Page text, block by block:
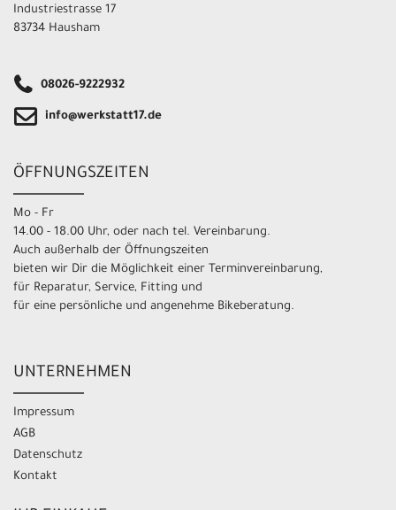
Industriestrasse 17
83734 Hausham
08026-9222932
info@werkstatt17.de
ÖFFNUNGSZEITEN
Mo - Fr
14.00 - 18.00 Uhr, oder nach tel. Vereinbarung.
Auch außerhalb der Öffnungszeiten
bieten wir Dir die Möglichkeit einer Terminvereinbarung,
für Reparatur, Service, Fitting und
für eine persönliche und angenehme Bikeberatung.
UNTERNEHMEN
Impressum
AGB
Datenschutz
Kontakt